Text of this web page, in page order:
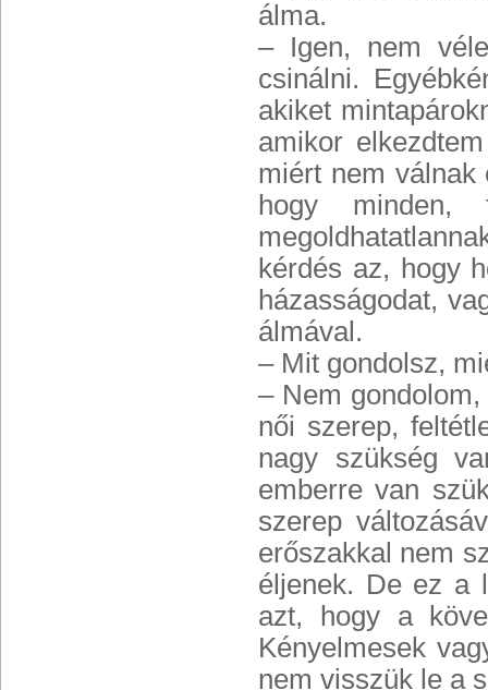
álma.
– Igen, nem
csinálni.
akiket
amikor
miért nem válnak
hogy minden,
kérdés az, hogy
házasságodat,
álmával.
– Mit gondolsz,
– Nem
női szerep,
nagy szükség
emberre van
szerep
erőszakkal nem
éljenek. De ez a
azt, hogy a
Kényelmesek
nem visszük le a